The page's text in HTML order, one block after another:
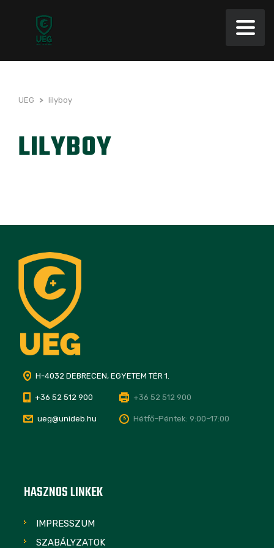
UEG > lilyboy
LILYBOY
H-4032 DEBRECEN, EGYETEM TÉR 1.
+36 52 512 900 +36 52 512 900
ueg@unideb.hu Hétfő–Péntek: 9:00–17:00
HASZNOS LINKEK
IMPRESSZUM
SZABÁLYZATOK